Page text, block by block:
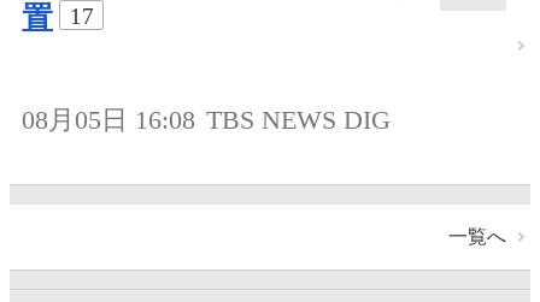
置
17
08月05日 16:08 TBS NEWS DIG
一覧へ